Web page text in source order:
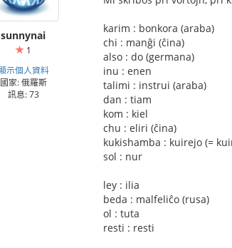
sunnynai
1
示個人資料
國家: 俄羅斯
訊息: 73
karim : bonkora (araba)
chi : manĝi (ĉina)
also : do (germana)
inu : enen
talimi : instrui (araba)
dan : tiam
kom : kiel
chu : eliri (ĉina)
kukishamba : kuirejo (=
sol : nur
ley : ilia
beda : malfeliĉo (rusa)
ol : tuta
resti : resti